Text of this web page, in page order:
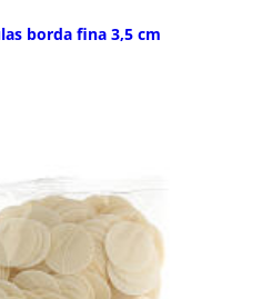
borda fina 3,5 cm